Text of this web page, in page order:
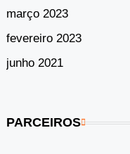
março 2023
fevereiro 2023
junho 2021
PARCEIROS